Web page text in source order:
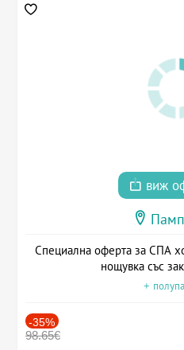
виж
Специална оферта за СПА
нощувка със
+
-35%
98.65€